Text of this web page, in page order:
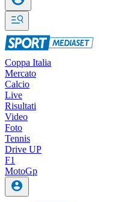
Coppa Italia
Mercato
Calcio
Live
Risultati
Video
Foto
Tennis
Drive UP
F1
MotoGp